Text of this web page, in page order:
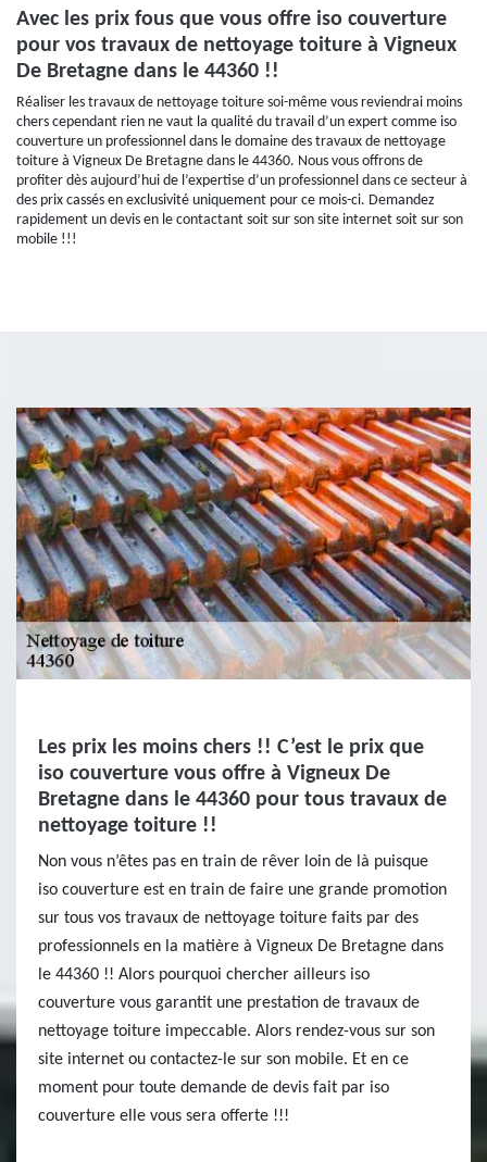
Avec les prix fous que vous offre iso couverture
pour vos travaux de nettoyage toiture à Vigneux
De Bretagne dans le 44360 !!
Réaliser les travaux de nettoyage toiture soi-même vous reviendrai moins
chers cependant rien ne vaut la qualité du travail d’un expert comme iso
couverture un professionnel dans le domaine des travaux de nettoyage
toiture à Vigneux De Bretagne dans le 44360. Nous vous offrons de
profiter dès aujourd’hui de l’expertise d’un professionnel dans ce secteur à
des prix cassés en exclusivité uniquement pour ce mois-ci. Demandez
rapidement un devis en le contactant soit sur son site internet soit sur son
mobile !!!
Les prix les moins chers !! C’est le prix que
iso couverture vous offre à Vigneux De
Bretagne dans le 44360 pour tous travaux de
nettoyage toiture !!
Non vous n’êtes pas en train de rêver loin de là puisque
iso couverture est en train de faire une grande promotion
sur tous vos travaux de nettoyage toiture faits par des
professionnels en la matière à Vigneux De Bretagne dans
le 44360 !! Alors pourquoi chercher ailleurs iso
couverture vous garantit une prestation de travaux de
nettoyage toiture impeccable. Alors rendez-vous sur son
site internet ou contactez-le sur son mobile. Et en ce
moment pour toute demande de devis fait par iso
couverture elle vous sera offerte !!!